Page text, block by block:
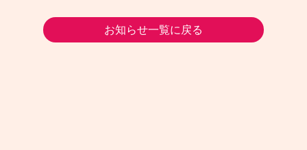
お知らせ一覧に戻る